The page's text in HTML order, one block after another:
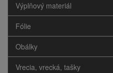
Výplňový materiál
Fólie
Obálky
Vrecia, vrecká, tašky